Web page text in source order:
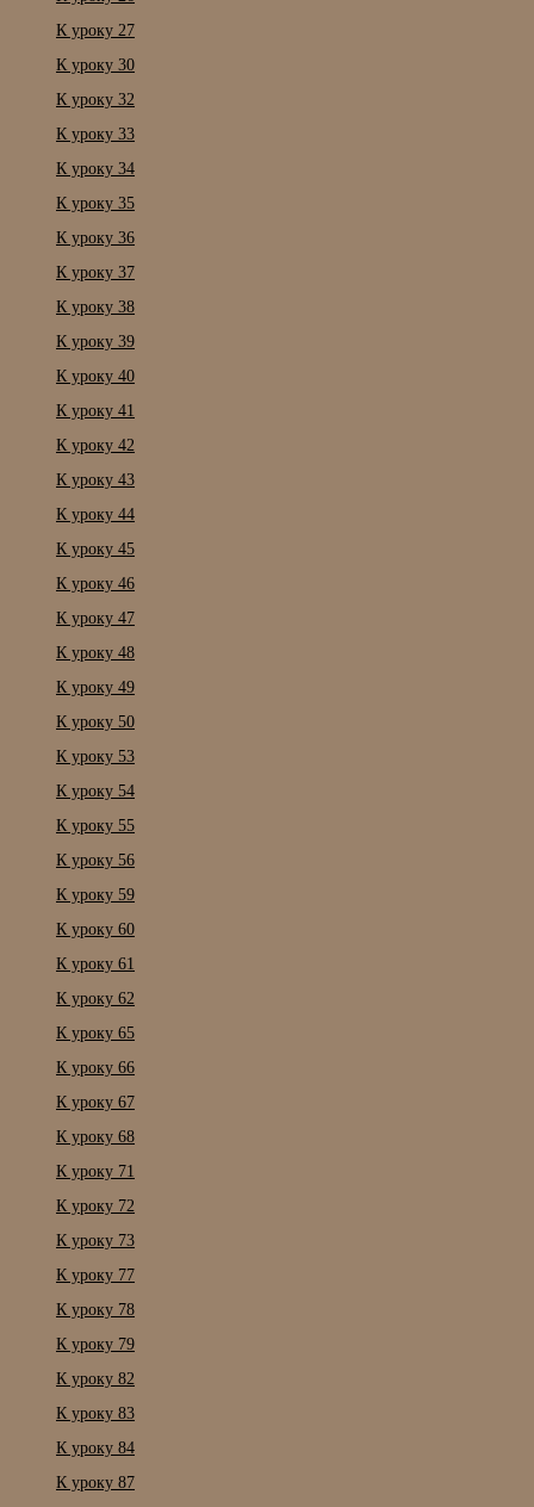
К уроку 27
К уроку 30
К уроку 32
К уроку 33
К уроку 34
К уроку 35
К уроку 36
К уроку 37
К уроку 38
К уроку 39
К уроку 40
К уроку 41
К уроку 42
К уроку 43
К уроку 44
К уроку 45
К уроку 46
К уроку 47
К уроку 48
К уроку 49
К уроку 50
К уроку 53
К уроку 54
К уроку 55
К уроку 56
К уроку 59
К уроку 60
К уроку 61
К уроку 62
К уроку 65
К уроку 66
К уроку 67
К уроку 68
К уроку 71
К уроку 72
К уроку 73
К уроку 77
К уроку 78
К уроку 79
К уроку 82
К уроку 83
К уроку 84
К уроку 87